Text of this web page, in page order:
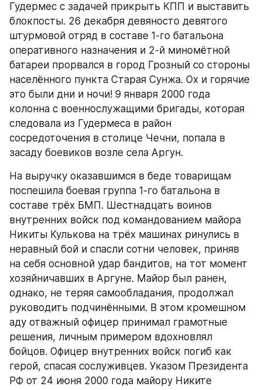
Гудермес с задачей прикрыть КПП и выставить
блокпосты. 26 декабря девяносто девятого
штурмовой отряд в составе 1-го батальона
оперативного назначения и 2-й миномётной
батареи прорвался в город Грозный со стороны
населённого пункта Старая Сунжа. Ох и горячие
это были дни и ночи! 9 января 2000 года
колонна с военнослужащими бригады, которая
следовала из Гудермеса в район
сосредоточения в столице Чечни, попала в
засаду боевиков возле села Аргун.
На выручку оказавшимся в беде товарищам
поспешила боевая группа 1-го батальона в
составе трёх БМП. Шестнадцать воинов
внутренних войск под командованием майора
Никиты Кулькова на трёх машинах ринулись в
неравный бой и спасли сотни человек, приняв
на себя основной удар бандитов, на тот момент
хозяйничавших в Аргуне. Майор был ранен,
однако, не теряя самообладания, продолжал
руководить подчинёнными. В этом кромешном
аду отважный офицер принимал грамотные
решения, личным примером вдохновлял
бойцов. Офицер внутренних войск погиб как
герой, спасая сослуживцев. Указом Президента
РФ от 24 июня 2000 года майору Никите